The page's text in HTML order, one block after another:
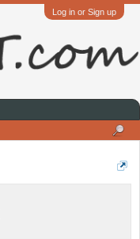
Log in or Sign up